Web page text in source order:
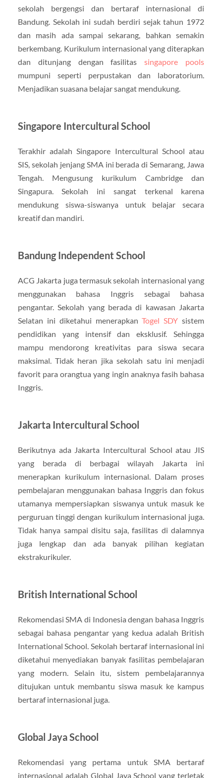
sekolah bergengsi dan bertaraf internasional di
Bandung. Sekolah ini sudah berdiri sejak tahun 1972
dan masih ada sampai sekarang, bahkan semakin
berkembang. Kurikulum internasional yang diterapkan
dan ditunjang dengan fasilitassingapore pools
mumpuni seperti perpustakan dan laboratorium.
Menjadikan suasana belajar sangat mendukung.
Singapore Intercultural School
Terakhir adalah Singapore Intercultural School atau
SIS, sekolah jenjang SMA ini berada di Semarang, Jawa
Tengah. Mengusung kurikulum Cambridge dan
Singapura. Sekolah ini sangat terkenal karena
mendukung siswa-siswanya untuk belajar secara
kreatif dan mandiri.
Bandung Independent School
ACG Jakarta juga termasuk sekolah internasional yang
menggunakan bahasa Inggris sebagai bahasa
pengantar. Sekolah yang berada di kawasan Jakarta
Selatan ini diketahui menerapkanTogel SDY sistem
pendidikan yang intensif dan eksklusif. Sehingga
mampu mendorong kreativitas para siswa secara
maksimal. Tidak heran jika sekolah satu ini menjadi
favorit para orangtua yang ingin anaknya fasih bahasa
Inggris.
Jakarta Intercultural School
Berikutnya ada Jakarta Intercultural School atau JIS
yang berada di berbagai wilayah Jakarta ini
menerapkan kurikulum internasional. Dalam proses
pembelajaran menggunakan bahasa Inggris dan fokus
utamanya mempersiapkan siswanya untuk masuk ke
perguruan tinggi dengan kurikulum internasional juga.
Tidak hanya sampai disitu saja, fasilitas di dalamnya
juga lengkap dan ada banyak pilihan kegiatan
ekstrakurikuler.
British International School
Rekomendasi SMA di Indonesia dengan bahasa Inggris
sebagai bahasa pengantar yang kedua adalah British
International School. Sekolah bertaraf internasional ini
diketahui menyediakan banyak fasilitas pembelajaran
yang modern. Selain itu, sistem pembelajarannya
ditujukan untuk membantu siswa masuk ke kampus
bertaraf internasional juga.
Global Jaya School
Rekomendasi yang pertama untuk SMA bertaraf
internasional adalah Global Jaya School yang terletak